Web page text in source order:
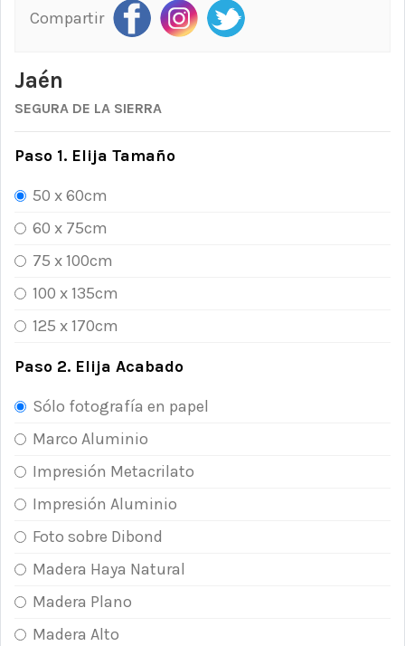
Compartir
Jaén
SEGURA DE LA SIERRA
Paso 1. Elija Tamaño
50 x 60cm
60 x 75cm
75 x 100cm
100 x 135cm
125 x 170cm
Paso 2. Elija Acabado
Sólo fotografía en papel
Marco Aluminio
Impresión Metacrilato
Impresión Aluminio
Foto sobre Dibond
Madera Haya Natural
Madera Plano
Madera Alto